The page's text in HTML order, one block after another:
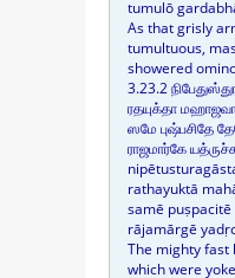
tumulō
As that grisly
tumultuous,
showered
3.23.2
ரதயுக்தா
ஸமே புஷ்பசிதே
ராஜமார்கே
rathayuktā
samē puṣpacitē
rājamārgē
The mighty fast
which were